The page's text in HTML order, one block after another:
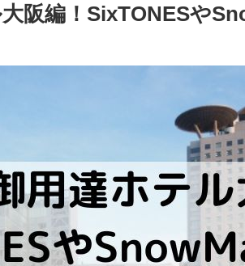
阪編！SixTONESや